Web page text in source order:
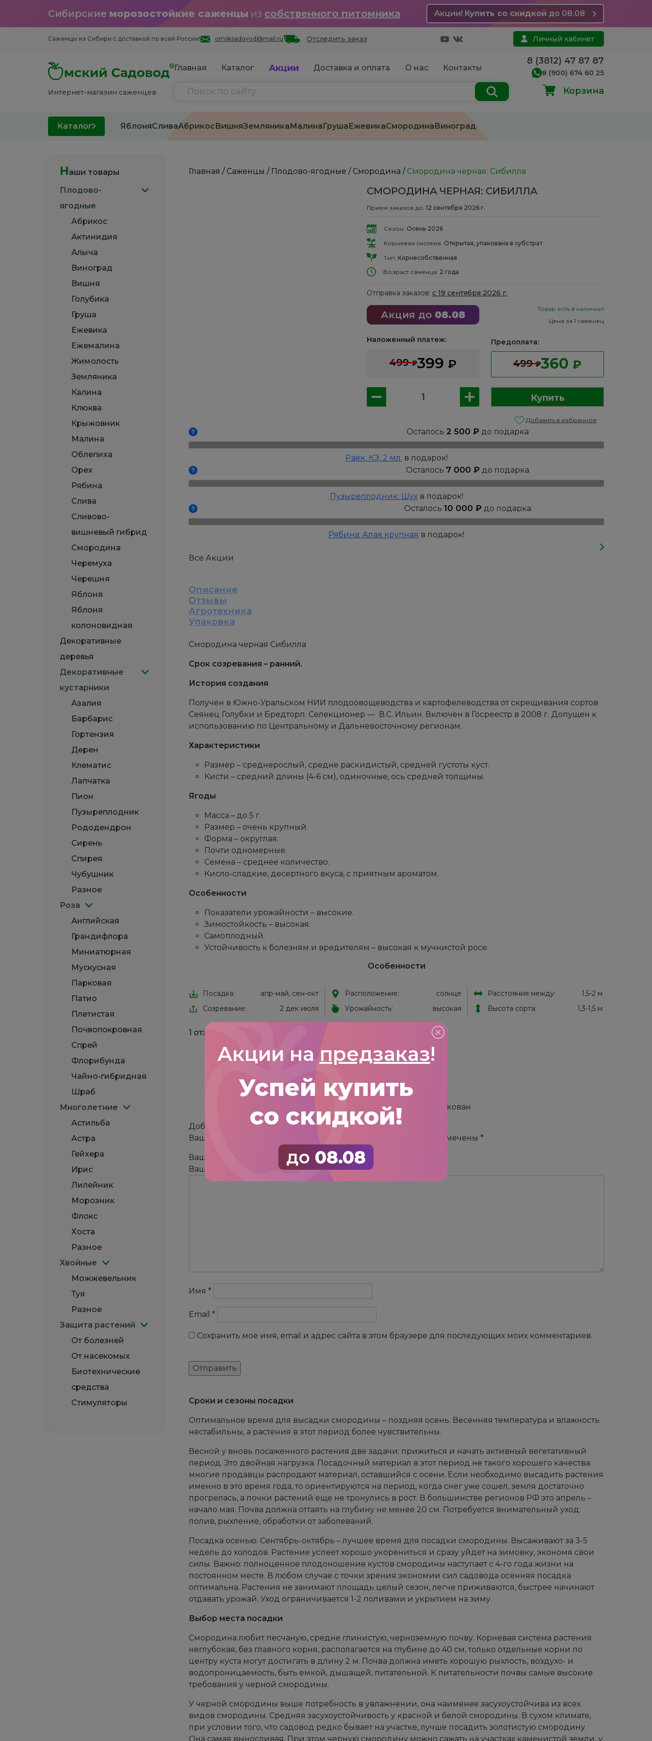
Акции напредзаказ!
Успей купить
со скидкой!
до 08.08
Сибирские морозостойкие саженцы из собственного питомника Акции! Купить со скидкой до 08.08
Саженцы из Cибири с доставкой по всей России! omsksadovod@mail.ru Отследить заказ Личный кабинет
Интернет-магазин саженцев
Главная Каталог Акции Доставка и оплата О нас Контакты
8 (3812) 47 87 87
8 (900) 674 60 25
Корзина
Каталог ЯблоняСливаАбрикосВишняЗемляникаМалинаГрушаЕжевикаСмородинаВиноград
Наши товары
Плодово-
ягодные
Абрикос
Актинидия
Алыча
Виноград
Вишня
Голубика
Груша
Ежевика
Ежемалина
Жимолость
Земляника
Калина
Клюква
Крыжовник
Малина
Облепиха
Орех
Рябина
Слива
Сливово-
вишневый гибрид
Смородина
Черемуха
Черешня
Яблоня
Яблоня
колоновидная
Декоративные
деревья
Декоративные
кустарники
Азалия
Барбарис
Гортензия
Дерен
Клематис
Лапчатка
Пион
Пузыреплодник
Рододендрон
Сирень
Спирея
Чубушник
Разное
Роза
Английская
Грандифлора
Миниатюрная
Мускусная
Парковая
Патио
Плетистая
Почвопокровная
Спрей
Флорибунда
Чайно-гибридная
Шраб
Многолетние
Астильба
Астра
Гейхера
Ирис
Лилейник
Морозник
Флокс
Хоста
Разное
Хвойные
Можжевельник
Туя
Разное
Защита растений
От болезней
От насекомых
Биотехнические
средства
Стимуляторы
Главная / Саженцы / Плодово-ягодные / Смородина / Смородина черная: Сибилла
СМОРОДИНА ЧЕРНАЯ: СИБИЛЛА
Прием заказов до: 12 сентября 2026 г.
Сезон: Осень 2026
Корневая система: Открытая, упакована в субстрат
Тип: Корнесобственная
Возраст саженца: 2 года
Отправка заказов: с 19 сентября 2026 г.
Акция до 08.08
Товар есть в наличии!
Цена за 1 саженец
Наложенный платеж:
499₽399 ₽
Предоплата:
499₽360₽
товара
Сибилла
Купить
Добавить в избранное
Осталось 2 500 ₽ до подарка
Раёк, КЭ, 2 мл. в подарок!
Осталось 7 000 ₽ до подарка
Пузыреплодник: Шухв подарок!
Осталось 10 000 ₽ до подарка
Рябина: Алая крупная в подарок!
Все Акции
Описание
Отзывы
Агротехника
Упаковка
Смородина черная Сибилла
Срок созревания – ранний.
История создания
Получен в Южно-Уральском НИИ плодоовощеводства и картофелеводства от скрещивания сортов
Сеянец Голубки и Бредторп. Селекционер — В.С. Ильин. Включен в Госреестр в 2008 г. Допущен к
использованию по Центральному и Дальневосточному регионам.
Характеристики
Размер – среднерослый, средне раскидистый, средней густоты куст.
Кисти – средний длины (4-6 см), одиночные, ось средней толщины.
Ягоды
Масса – до 5 г.
Размер – очень крупный.
Форма – округлая.
Почти одномерные.
Семена – среднее количество.
Кисло-сладкие, десертного вкуса, с приятным ароматом.
Особенности
Показатели урожайности – высокие.
Зимостойкость – высокая.
Самоплодный.
Устойчивость к болезням и вредителям – высокая к мучнистой росе.
Особенности
Посадка: апр-май, сен-окт Расположение: солнце Расстояния между:
1,5-2 м
Созревание:
2 дек июля Урожайность: высокая Высота сорта: 1,3-1,5 м
1 отзыв на
Кайгородов А.М.
18.04.2023
отличный саженец с хорошей корневой. отлично упакован
Добавить отзыв
Ваш адрес email не будет опубликован.
Обязательные поля помечены *
Ваша оценка
Ваш отзыв
Имя *
Email *
Сохранить моё имя, email и адрес сайта в этом браузере для последующих моих комментариев.
Сроки и сезоны посадки
Оптимальное время для высадки смородины – поздняя осень. Весенняя температура и влажность
нестабильны, а растения в этот период более чувствительны.
Весной у вновь посаженного растения две задачи: прижиться и начать активный вегетативный
период. Это двойная нагрузка. Посадочный материал в этот период не такого хорошего качества:
многие продавцы распродают материал, оставшийся с осени. Если необходимо высадить растения
именно в это время года, то ориентируются на период, когда снег уже сошел, земля достаточно
прогрелась, а почки растений еще не тронулись в рост. В большинстве регионов РФ это апрель –
начало мая. Почва должна оттаять на глубину не менее 20 см. Потребуется внимательный уход:
полив, рыхление, обработки от заболеваний.
Посадка осенью. Сентябрь-октябрь – лучшее время для посадки смородины. Высаживают за 3-5
недель до холодов. Растение успеет хорошо укорениться и сразу уйдет на зимовку, экономя свои
силы. Важно: полноценное плодоношение кустов смородины наступает с 4-го года жизни на
постоянном месте. В любом случае с точки зрения экономии сил садовода осенняя посадка
оптимальна. Растения не занимают площадь целый сезон, легче приживаются, быстрее начинают
отдавать урожай. Уход ограничивается 1-2 поливами и укрытием на зиму.
Выбор места посадки
Смородина любит песчаную, средне глинистую, черноземную почву. Корневая система растения
неглубокая, без главного корня, располагается на глубине до 40 см, только отдельные корни по
центру куста могут достигать в длину 2 м. Почва должна иметь хорошую рыхлость, воздухо- и
водопроницаемость, быть емкой, дышащей, питательной. К питательности почвы самые высокие
требования у черной смородины.
У черной смородины выше потребность в увлажнении, она наименее засухоустойчива из всех
видов смородины. Средняя засухоустойчивость у красной и белой смородины. В сухом климате,
при условии того, что садовод редко бывает на участке, лучше посадить золотистую смородину.
Она самая выносливая. При этом черную смородину можно сажать на участках каменистой земли, у